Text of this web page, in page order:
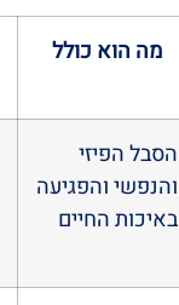
מה הוא כולל
הסבל הפיזי
והנפשי והפגיעה
באיכות החיים